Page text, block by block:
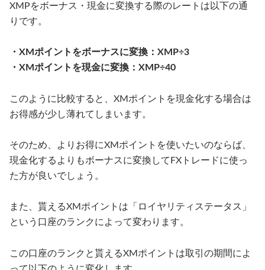
XMPをボーナス・現金に変換する際のレートは以下の通
りです。
・XMポイントをボーナスに変換：XMP÷3
・XMポイントを現金に変換：XMP÷40
このように比較すると、XMポイントを現金化する場合は
お得感が少し薄れてしまいます。
そのため、よりお得にXMポイントを使いたいのならば、
現金化するよりもボーナスに変換してFXトレードに使っ
た方が良いでしょう。
また、貰えるXMポイントは「ロイヤリティステータス」
という口座のランクによって変わります。
この口座のランクと貰えるXMポイントは取引の期間によ